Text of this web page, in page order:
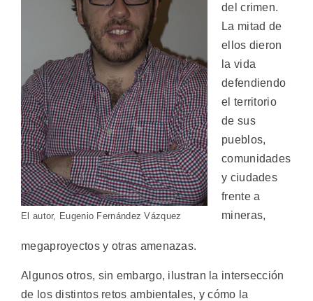
El autor, Eugenio Fernández Vázquez
del crimen.
La mitad de
ellos dieron
la vida
defendiendo
el territorio
de sus
pueblos,
comunidades
y ciudades
frente a
mineras,
megaproyectos y otras amenazas.
Algunos otros, sin embargo, ilustran la intersección
de los distintos retos ambientales, y cómo la